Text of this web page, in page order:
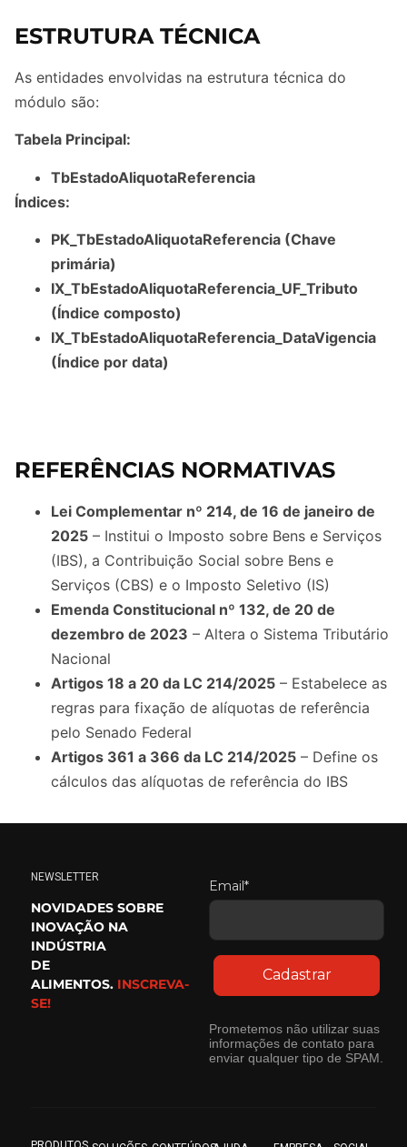
ESTRUTURA TÉCNICA
As entidades envolvidas na estrutura técnica do
módulo são:
Tabela Principal:
TbEstadoAliquotaReferencia
Índices:
PK_TbEstadoAliquotaReferencia (Chave
primária)
IX_TbEstadoAliquotaReferencia_UF_Tributo
(Índice composto)
IX_TbEstadoAliquotaReferencia_DataVigencia
(Índice por data)
REFERÊNCIAS NORMATIVAS
Lei Complementar nº 214, de 16 de janeiro de
2025 – Institui o Imposto sobre Bens e Serviços
(IBS), a Contribuição Social sobre Bens e
Serviços (CBS) e o Imposto Seletivo (IS)
Emenda Constitucional nº 132, de 20 de
dezembro de 2023 – Altera o Sistema Tributário
Nacional
Artigos 18 a 20 da LC 214/2025 – Estabelece as
regras para fixação de alíquotas de referência
pelo Senado Federal
Artigos 361 a 366 da LC 214/2025 – Define os
cálculos das alíquotas de referência do IBS
NEWSLETTER
NOVIDADES SOBRE
INOVAÇÃO NA
INDÚSTRIA
DE
ALIMENTOS. INSCREVA-
SE!
Email*
Cadastrar
Prometemos não utilizar suas
informações de contato para
enviar qualquer tipo de SPAM.